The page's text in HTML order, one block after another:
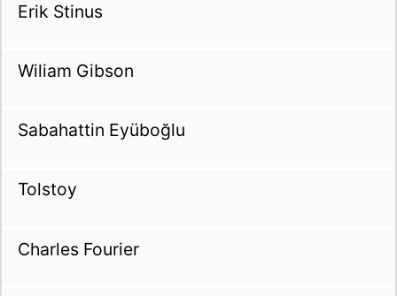
Erik Stinus
Wiliam Gibson
Sabahattin Eyüboğlu
Tolstoy
Charles Fourier